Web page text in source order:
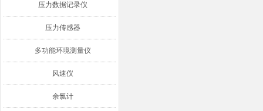
压力数据记录仪
压力传感器
多功能环境测量仪
风速仪
余氯计